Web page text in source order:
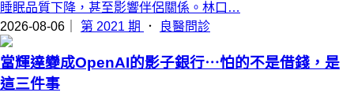
睡眠品質下降，甚至影響伴侶關係。林口…
2026-08-06｜ 第 2021 期 ． 良醫問診
當輝達變成OpenAI的影子銀行⋯怕的不是借錢，是
這三件事